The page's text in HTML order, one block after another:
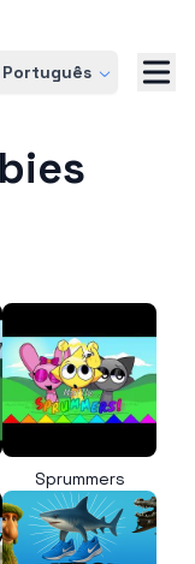
Português
Sprummers